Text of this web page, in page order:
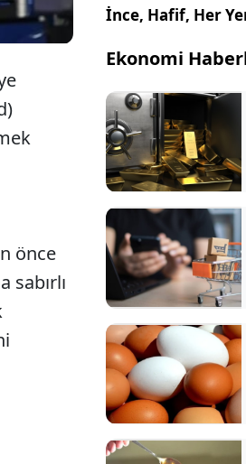
önce
İnce, Hafif, Her
Ekonomi